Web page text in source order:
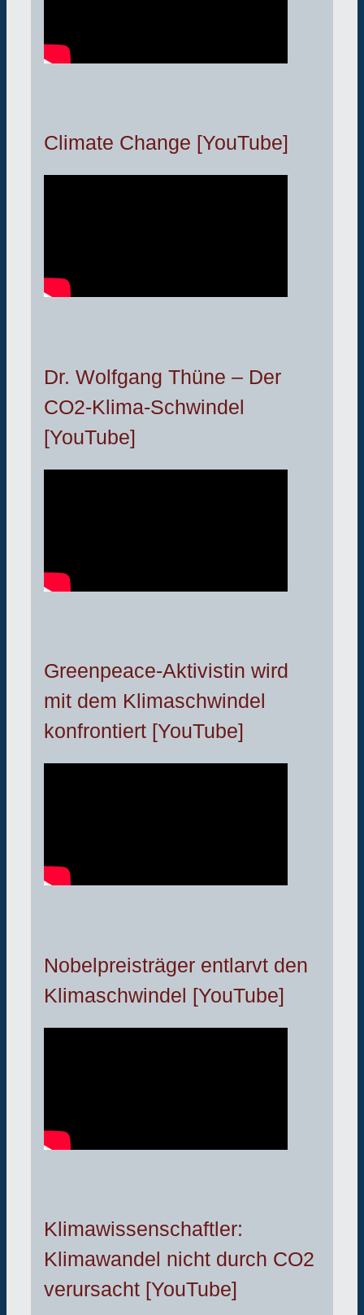
Climate Change [YouTube]
Dr. Wolfgang Thüne – Der
CO2-Klima-Schwindel
[YouTube]
Greenpeace-Aktivistin wird
mit dem Klimaschwindel
konfrontiert [YouTube]
Nobelpreisträger entlarvt den
Klimaschwindel [YouTube]
Klimawissenschaftler:
Klimawandel nicht durch CO2
verursacht [YouTube]